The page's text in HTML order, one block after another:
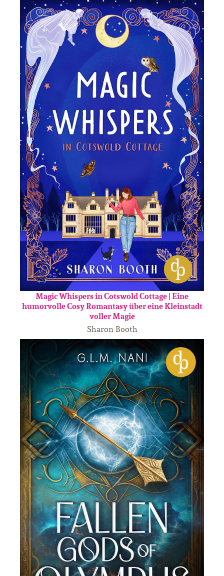
Magic Whispers in Cotswold Cottage | Eine
humorvolle Cosy Romantasy über eine Kleinstadt
voller Magie
Sharon Booth